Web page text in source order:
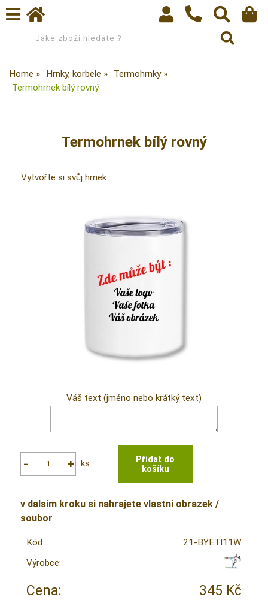
Home Hrnky, korbele
Termohrnky
Termohrnek bílý rovný
Termohrnek bílý rovný
Vytvořte si svůj hrnek
Váš text (jméno nebo krátký text)
ks
v dalsim kroku si nahrajete vlastni obrazek /
soubor
Kód:
21-BYETI11W
Výrobce:
Cena: 345 Kč